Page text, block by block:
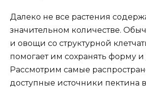
Далеко не все растения
значительном количестве.
и овощи со структурной
помогает им сохранять форму и
Рассмотрим самые
доступные источники пектина